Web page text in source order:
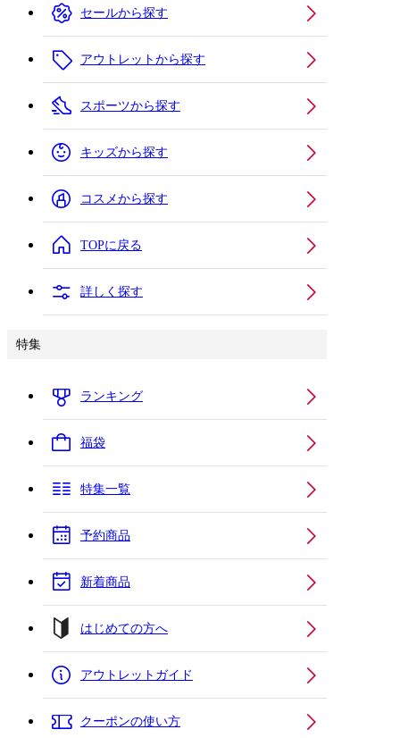
セールから探す
アウトレットから探す
スポーツから探す
キッズから探す
コスメから探す
TOPに戻る
詳しく探す
特集
ランキング
福袋
特集一覧
予約商品
新着商品
はじめての方へ
アウトレットガイド
クーポンの使い方